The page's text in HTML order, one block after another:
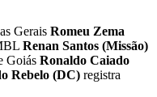
Gerais Romeu Zema
Renan Santos (Missão)
Goiás Ronaldo Caiado
Rebelo (DC) registra